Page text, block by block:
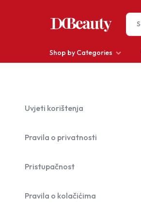
DCBEAUTY
Shop by Categories
Kosa
Oprema za salone
Uvjeti korištenja
Pravila o privatnosti
Pristupačnost
Pravila o kolačićima